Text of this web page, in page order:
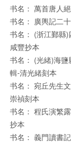
书名： 萬首唐人
书名： 廣輿記二
书名： (浙江鄞縣
咸豐抄本
书名： (光緒)海
輯-清光緒刻本
书名： 宛丘先生
崇禎刻本
书名： 程氏演繁
抄本
书名： 義門讀書